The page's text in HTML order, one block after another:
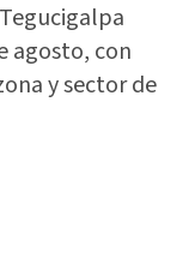
agosto, con
y sector de